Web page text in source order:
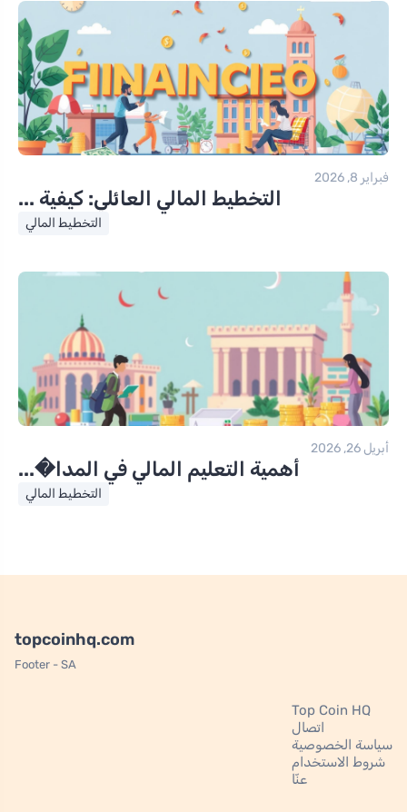
فبراير 8, 2026
التخطيط المالي العائلي: كيفية ...
التخطيط المالي
أبريل 26, 2026
أهمية التعليم المالي في المدا�...
التخطيط المالي
topcoinhq.com
Footer - SA
Top Coin HQ
اتصال
سياسة الخصوصية
شروط الاستخدام
عنّا